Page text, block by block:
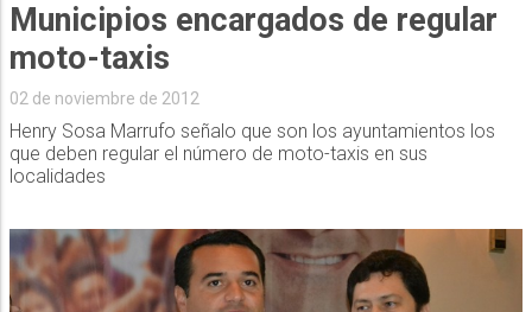
Municipios encargados de regular
moto-taxis
02 de noviembre de 2012
Henry Sosa Marrufo señalo que son los ayuntamientos los
que deben regular el número de moto-taxis en sus
localidades